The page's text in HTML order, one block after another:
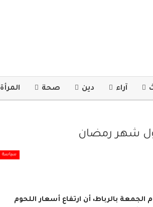
آراء دين صحة المرأة
شهر رمضان
سياسة
الجمعة بالرباط، أن ارتفاع أسعار اللحوم